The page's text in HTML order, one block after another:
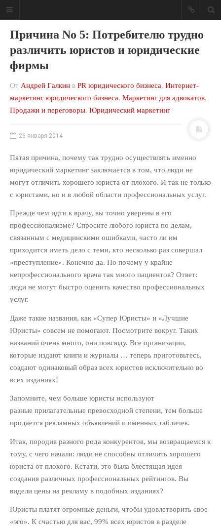
Блог о юридическом
Ваша юридическая фирма может
Консалтинг
Партнерам
Политика обработки
Продукты
Рассылка «Юридический
бизнес»
Сингапура, чтобы преуспеть в
юридическом бизнесе
10 инструментов
автоматизации юридического
юридическое обслуживание:
Пошаговый алгоритм
Юридический маркетинг на
для юридической фирмы
РУБРИКИ
Причина No 5: Потребителю трудно
различить юристов и юридические
фирмы
От Андрей Галкин в PR юридического бизнеса, Интернет-
маркетинг юридического бизнеса, Маркетинг для адвокатов,
Продажи и переговоры, Юридический маркетинг
26 января 2014
Пятая причина, почему так трудно осуществлять именно
юридический маркетинг заключается в том, что люди не
могут отличить хорошего юриста от плохого. И так не только
с юристами, но и в любой области профессиональных услуг.
Прежде чем идти к врачу, вы точно уверены в его
профессионализме? Спросите любого юриста по делам,
связанным с медицинскими ошибками, часто ли им
приходится иметь дело с теми, кто несколько раз совершал
«преступление». Конечно да. Но почему у крайне
непрофессионального врача так много пациентов? Ответ:
люди не могут быстро оценить качество профессиональных
услуг.
Даже такие названия, как «Супер Юристы» и «Лучшие
Юристы» совсем не помогают. Посмотрите вокруг. Таких
названий очень много, они повсюду. Все организации,
которые издают книги и журналы … теперь приготовьтесь,
создают одинаковый образ всех юристов исключительно во
всех изданиях!
Запомните, чем больше юристы используют
разные прилагательные превосходной степени, тем больше
продается рекламных объявлений и именных табличек.
Итак, породив разного рода конкурентов, мы возвращаемся к
тому, с чего начали: люди не способны отличить хорошего
юриста от плохого. Кстати, это была блестящая идея
создания различных профессиональных рейтингов. Вы
видели цены на рекламу в подобных изданиях?
Юристы платят огромные деньги, чтобы удовлетворить свое
«эго». К счастью для вас, 99% всех юристов в разделе